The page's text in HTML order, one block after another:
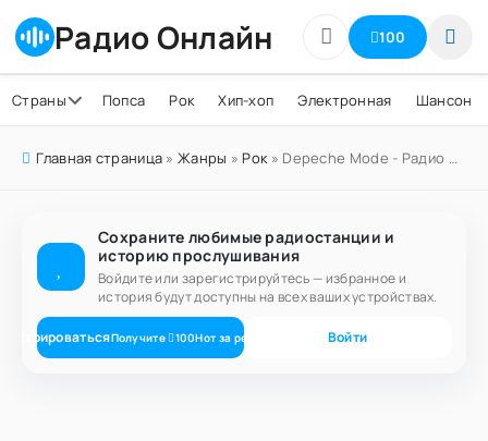
Радио Онлайн 100
Страны Попса Рок Хип-хоп Электронная Шансон
Главная страница »Жанры » Рок» Depeche Mode - Радио Maximum
Сохраните любимые радиостанции и
историю прослушивания
Войдите или зарегистрируйтесь — избранное и
история будут доступны на всех ваших устройствах.
Получите 100Нот за регистрацию Войти